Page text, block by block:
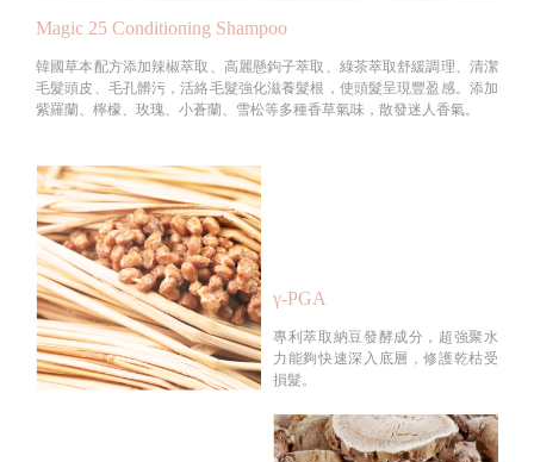
Magic 25 Conditioning Shampoo
韓國草本配方添加辣椒萃取、高麗懸鉤子萃取、綠茶萃取舒緩調理、清潔
毛髮頭皮、毛孔髒污，活絡毛髮強化滋養髮根，使頭髮呈現豐盈感。添加
紫羅蘭、檸檬、玫瑰、小蒼蘭、雪松等多種香草氣味，散發迷人香氣。
γ-PGA
專利萃取納豆發酵成分，超強聚水
力能夠快速深入底層，修護乾枯受
損髮。